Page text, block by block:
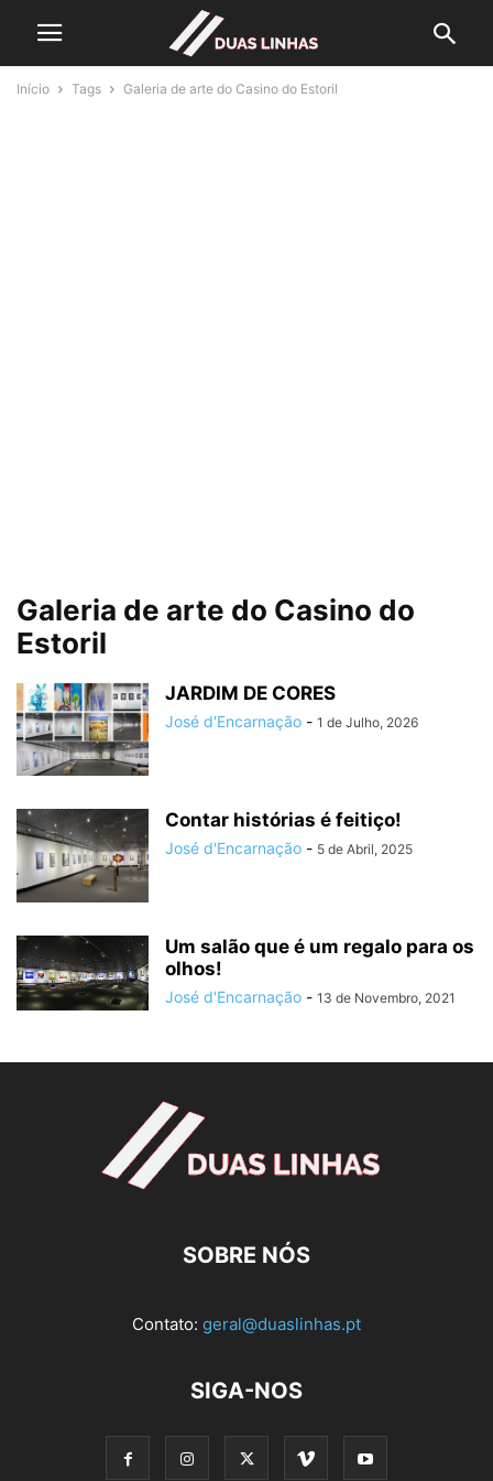
Início Tags Galeria de arte do Casino do Estoril
Galeria de arte do Casino do
Estoril
JARDIM DE CORES
José d'Encarnação - 1 de Julho, 2026
Contar histórias é feitiço!
José d'Encarnação - 5 de Abril, 2025
Um salão que é um regalo para os
olhos!
José d'Encarnação - 13 de Novembro, 2021
SOBRE NÓS
Contato: geral@duaslinhas.pt
SIGA-NOS